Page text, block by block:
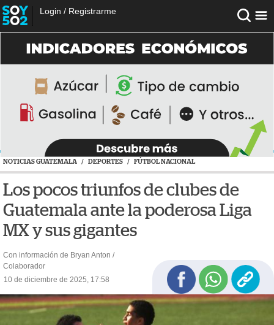
Login / Registrarme
NOTICIAS GUATEMALA / DEPORTES / FÚTBOL NACIONAL
Los pocos triunfos de clubes de
Guatemala ante la poderosa Liga
MX y sus gigantes
Con información de Bryan Anton /
Colaborador
10 de diciembre de 2025, 17:58